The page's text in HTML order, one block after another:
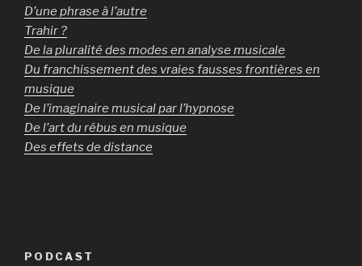
D’une phrase à l’autre
Trahir ?
De la pluralité des modes en analyse musicale
Du franchissement des vraies fausses frontières en
musique
De l’imaginaire musical par l’hypnose
De l’art du rébus en musique
Des effets de distance
PODCAST